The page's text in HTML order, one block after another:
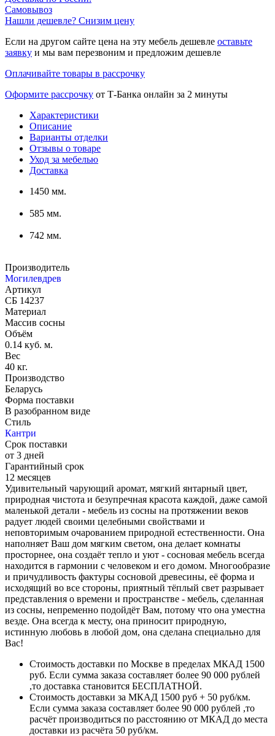
Самовывоз
Нашли дешевле? Снизим цену
Если на другом сайте цена на эту мебель дешевле оставьте
заявку и мы вам перезвоним и предложим дешевле
Оплачивайте товары в рассрочку
Оформите рассрочку от Т-Банка онлайн за 2 минуты
Характеристики
Описание
Варианты отделки
Отзывы о товаре
Уход за мебелью
Доставка
1450 мм.
585 мм.
742 мм.
Производитель
Могилевдрев
Артикул
СБ 14237
Материал
Массив сосны
Объём
0.14 куб. м.
Вес
40 кг.
Производство
Беларусь
Форма поставки
В разобранном виде
Стиль
Кантри
Срок поставки
от 3 дней
Гарантийный срок
12 месяцев
Удивительный чарующий аромат, мягкий янтарный цвет,
природная чистота и безупречная красота каждой, даже самой
маленькой детали - мебель из сосны на протяжении веков
радует людей своими целебными свойствами и
неповторимым очарованием природной естественности. Она
наполняет Ваш дом мягким светом, она делает комнаты
просторнее, она создаёт тепло и уют - сосновая мебель всегда
находится в гармонии с человеком и его домом. Многообразие
и причудливость фактуры сосновой древесины, её форма и
исходящий во все стороны, приятный тёплый свет разрывает
представления о времени и пространстве - мебель, сделанная
из сосны, непременно подойдёт Вам, потому что она уместна
везде. Она всегда к месту, она приносит природную,
истинную любовь в любой дом, она сделана специально для
Вас!
Стоимость доставки по Москве в пределах МКАД 1500
руб. Если сумма заказа составляет более 90 000 рублей
,то доставка становится БЕСПЛАТНОЙ.
Стоимость доставки за МКАД 1500 руб + 50 руб/км.
Если сумма заказа составляет более 90 000 рублей ,то
расчёт производиться по расстоянию от МКАД до места
доставки из расчёта 50 руб/км.